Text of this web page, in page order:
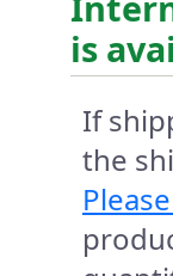
is
If
the